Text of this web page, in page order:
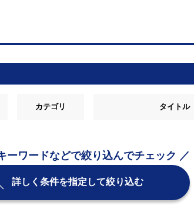
カテゴリ タイトル
ーワードなどで絞り込んでチェック ／
詳しく条件を指定して絞り込む